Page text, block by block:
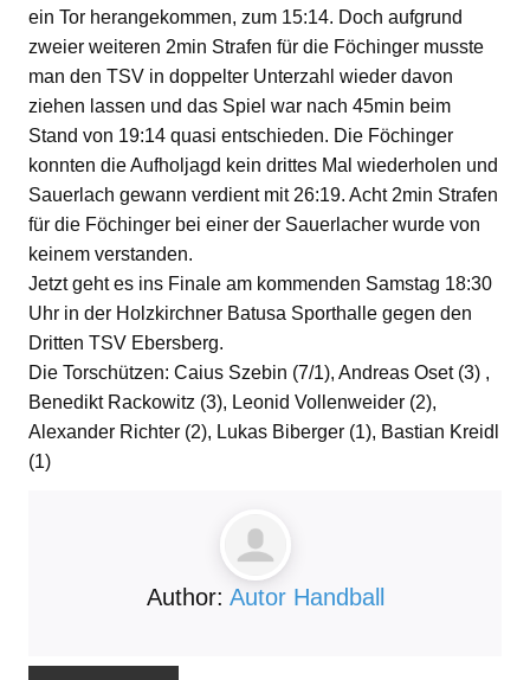
ein Tor herangekommen, zum 15:14. Doch aufgrund
zweier weiteren 2min Strafen für die Föchinger musste
man den TSV in doppelter Unterzahl wieder davon
ziehen lassen und das Spiel war nach 45min beim
Stand von 19:14 quasi entschieden. Die Föchinger
konnten die Aufholjagd kein drittes Mal wiederholen und
Sauerlach gewann verdient mit 26:19. Acht 2min Strafen
für die Föchinger bei einer der Sauerlacher wurde von
keinem verstanden.
Jetzt geht es ins Finale am kommenden Samstag 18:30
Uhr in der Holzkirchner Batusa Sporthalle gegen den
Dritten TSV Ebersberg.
Die Torschützen: Caius Szebin (7/1), Andreas Oset (3) ,
Benedikt Rackowitz (3), Leonid Vollenweider (2),
Alexander Richter (2), Lukas Biberger (1), Bastian Kreidl
(1)
Author: Autor Handball